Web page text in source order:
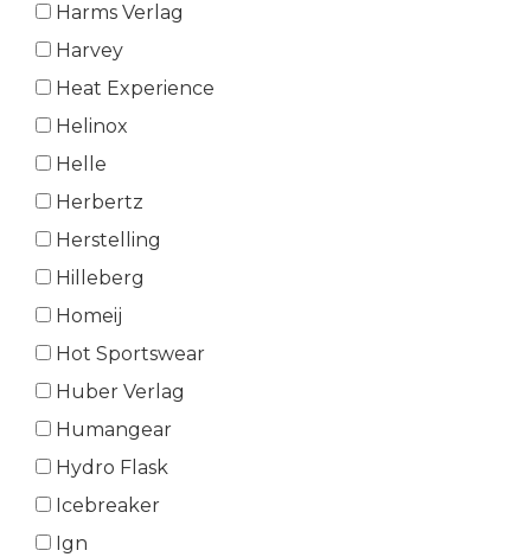
Harms Verlag
Harvey
Heat Experience
Helinox
Helle
Herbertz
Herstelling
Hilleberg
Homeij
Hot Sportswear
Huber Verlag
Humangear
Hydro Flask
Icebreaker
Ign